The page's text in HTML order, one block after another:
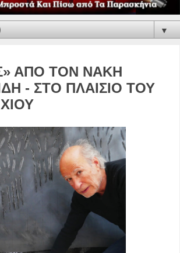
▼
ΑΠΟ ΤΟΝ ΝΑΚΗ
- ΣΤΟ ΠΛΑΙΣΙΟ ΤΟΥ